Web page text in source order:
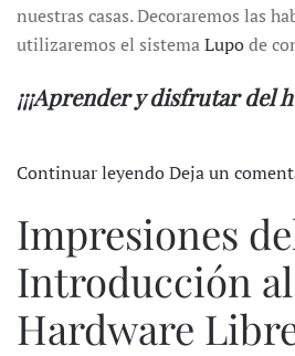
nuestras casas. Decoraremos las
utilizaremos el sistemaLupode
¡¡¡Aprender y disfrutar del
Continuar leyendoDeja un
Impresiones
Introducción al
Hardware